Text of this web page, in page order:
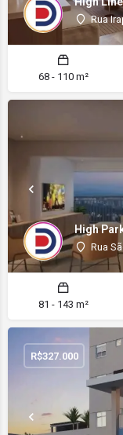
Rua
68 - 110 m²
High
Rua
81 - 143 m²
R$327.000